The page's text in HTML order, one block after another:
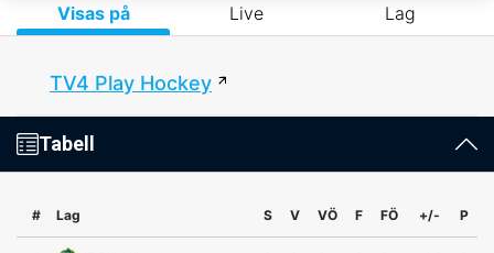
Visas på Live Lag
TV4 Play Hockey
Tabell
# Lag S V VÖ F FÖ +/- P